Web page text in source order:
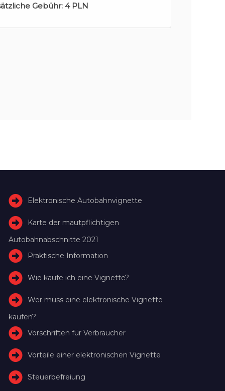
Gebühr: 4 PLN
Elektronische Autobahnvignette
Karte der mautpflichtigen
Autobahnabschnitte 2021
Praktische Information
Wie kaufe ich eine Vignette?
Wer muss eine elektronische Vignette
kaufen?
Vorschriften für Verbraucher
Vorteile einer elektronischen Vignette
Steuerbefreiung